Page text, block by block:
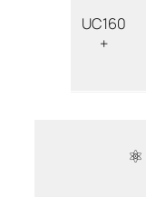
UC160
+
⚛️